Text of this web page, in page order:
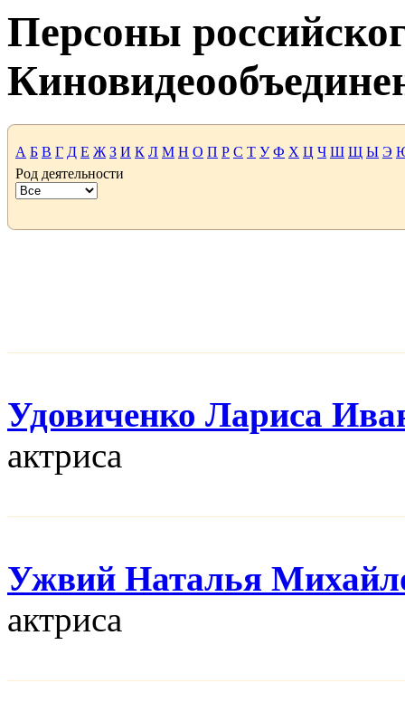
Персоны
А Б В Г Д Е Ж З И К Л М Н О П Р С Т У Ф Х Ц Ч Ш Щ Ы Э
Род деятельности
Удовиченко Лариса
актриса
Ужвий Наталья
актриса